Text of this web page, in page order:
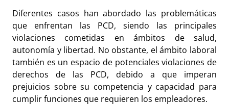
Diferentes casos han abordado las problemáticas
que enfrentan las PCD, siendo las principales
violaciones cometidas en ámbitos de salud,
autonomía y libertad. No obstante, el ámbito laboral
también es un espacio de potenciales violaciones de
derechos de las PCD, debido a que imperan
prejuicios sobre su competencia y capacidad para
cumplir funciones que requieren los empleadores.